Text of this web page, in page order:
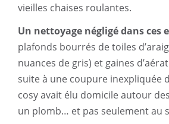
vieilles chaises roulantes.
Un nettoyage négligé dans
plafonds bourrés de toiles
nuances de gris) et gaines
suite à une coupure inexpliquée
cosy avait élu domicile autour
un plomb… et pas seulement au